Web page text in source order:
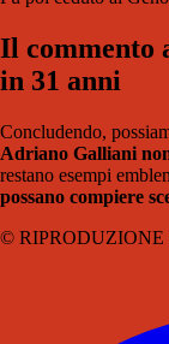
Il commento
in 31 anni
Concludendo,
Adriano Galliani
restano esempi
possano compiere
© RIPRODUZIONE